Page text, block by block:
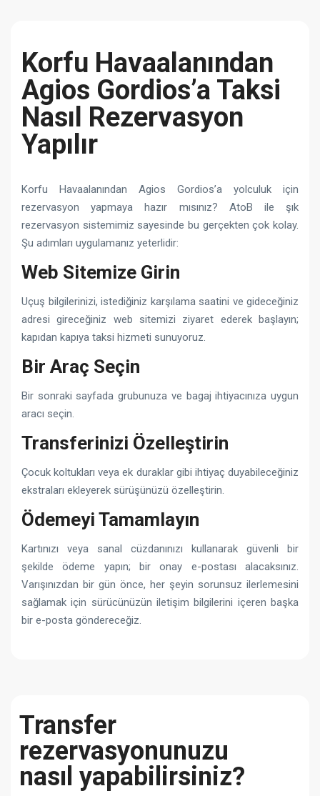
Korfu Havaalanından
Agios Gordios’a Taksi
Nasıl Rezervasyon
Yapılır
Korfu Havaalanından Agios Gordios’a yolculuk için
rezervasyon yapmaya hazır mısınız? AtoB ile şık
rezervasyon sistemimiz sayesinde bu gerçekten çok kolay.
Şu adımları uygulamanız yeterlidir:
Web Sitemize Girin
Uçuş bilgilerinizi, istediğiniz karşılama saatini ve gideceğiniz
adresi gireceğiniz web sitemizi ziyaret ederek başlayın;
kapıdan kapıya taksi hizmeti sunuyoruz.
Bir Araç Seçin
Bir sonraki sayfada grubunuza ve bagaj ihtiyacınıza uygun
aracı seçin.
Transferinizi Özelleştirin
Çocuk koltukları veya ek duraklar gibi ihtiyaç duyabileceğiniz
ekstraları ekleyerek sürüşünüzü özelleştirin.
Ödemeyi Tamamlayın
Kartınızı veya sanal cüzdanınızı kullanarak güvenli bir
şekilde ödeme yapın; bir onay e-postası alacaksınız.
Varışınızdan bir gün önce, her şeyin sorunsuz ilerlemesini
sağlamak için sürücünüzün iletişim bilgilerini içeren başka
bir e-posta göndereceğiz.
Transfer
rezervasyonunuzu
nasıl yapabilirsiniz?